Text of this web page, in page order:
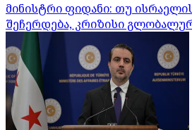
მინისტრი ფიდანი: თუ
შეჩერდება, კრიზისი